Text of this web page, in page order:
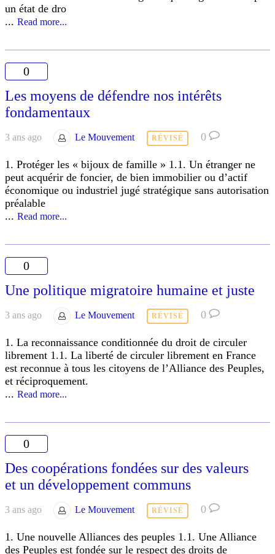
un état de dro
... Read more...
0
Les moyens de défendre nos intérêts
fondamentaux
3 ans ago Le Mouvement RÉVISÉ 0
1. Protéger les « bijoux de famille » 1.1. Un étranger ne
peut acquérir de foncier, de bien immobilier ou d’actif
économique ou industriel jugé stratégique sans autorisation
préalable
... Read more...
0
Une politique migratoire humaine et juste
3 ans ago Le Mouvement RÉVISÉ 0
1. La reconnaissance conditionnée du droit de circuler
librement 1.1. La liberté de circuler librement en France
est reconnue à tous les citoyens de l’Alliance des Peuples,
et réciproquement.
... Read more...
0
Des coopérations fondées sur des valeurs
et un développement communs
3 ans ago Le Mouvement RÉVISÉ 0
1. Une nouvelle Alliances des peuples 1.1. Une Alliance
des Peuples est fondée sur le respect des droits de